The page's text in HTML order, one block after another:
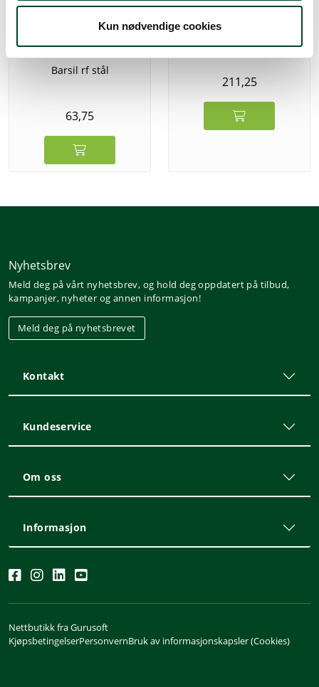
Kun nødvendige cookies
Barsil rf stål
63,75
211,25
Nyhetsbrev
Meld deg på vårt nyhetsbrev, og hold deg oppdatert på tilbud,
kampanjer, nyheter og annen informasjon!
Meld deg på nyhetsbrevet
Kontakt
Kundeservice
Om oss
Informasjon
Nettbutikk fra Gurusoft
KjøpsbetingelserPersonvernBruk av informasjonskapsler (Cookies)